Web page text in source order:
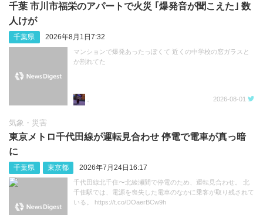
千葉 市川市福栄のアパートで火災 ｢爆発音が聞こえた｣ 数
人けが
千葉県 2026年8月1日7:32
マンションで爆発あったっぽくて 近くの中学校の窓ガラスと
か割れてた
2026-08-01
気象・災害
東京メトロ千代田線が運転見合わせ 停電で電車が真っ暗
に
千葉県 東京都 2026年7月24日16:17
千代田線北千住〜北綾瀬間で停電のため、運転見合わせ。 北
千住駅では、電源を喪失した電車のなかに乗客が取り残されて
いる。 https://t.co/DOaerBCw9h